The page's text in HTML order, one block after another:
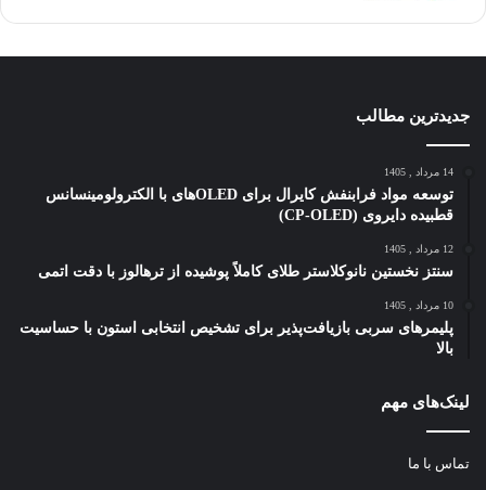
جدیدترین مطالب
14 مرداد , 1405
توسعه مواد فرابنفش کایرال برای OLEDهای با الکترولومینسانس
قطبیده دایروی (CP-OLED)
12 مرداد , 1405
سنتز نخستین نانوکلاستر طلای کاملاً پوشیده از ترهالوز با دقت اتمی
10 مرداد , 1405
پلیمرهای سربی بازیافت‌پذیر برای تشخیص انتخابی استون با حساسیت
بالا
لینک‌های مهم
تماس با ما